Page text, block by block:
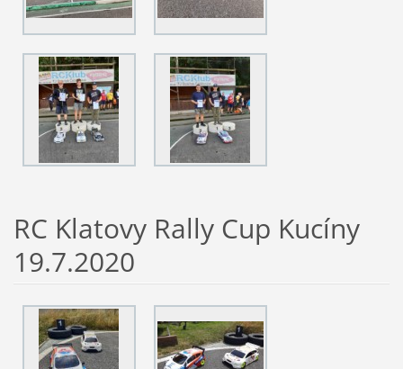
RC Klatovy Rally Cup Kucíny
19.7.2020